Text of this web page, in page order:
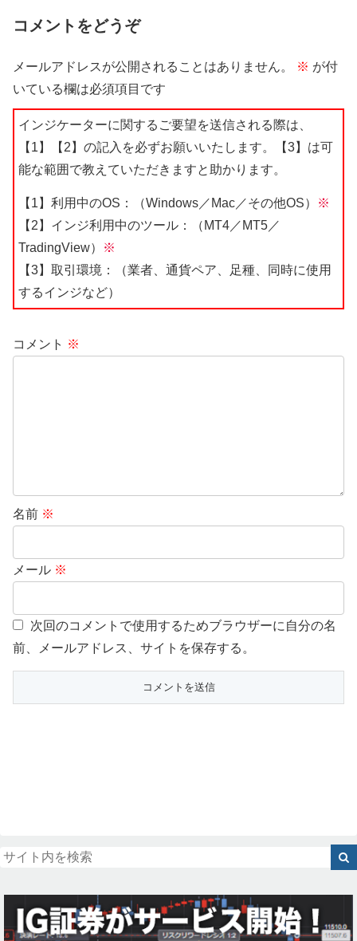
コメントをどうぞ
メールアドレスが公開されることはありません。 ※ が付
いている欄は必須項目です
インジケーターに関するご要望を送信される際は、
【1】【2】の記入を必ずお願いいたします。【3】は可
能な範囲で教えていただきますと助かります。
【1】利用中のOS：（Windows／Mac／その他OS）
※
【2】インジ利用中のツール：（MT4／MT5／
TradingView）
※
【3】取引環境：（業者、通貨ペア、足種、同時に使用
するインジなど）
コメント ※
名前 ※
メール ※
次回のコメントで使用するためブラウザーに自分の名
前、メールアドレス、サイトを保存する。